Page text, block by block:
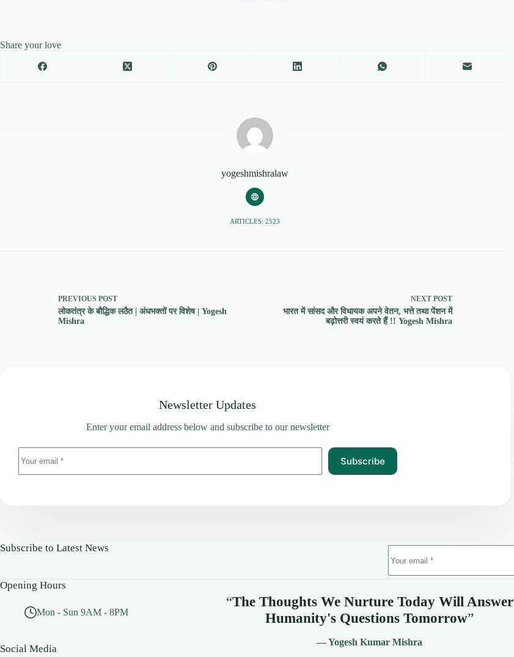
Share your love
yogeshmishralaw
ARTICLES: 2523
PREVIOUS POST
लोकतंत्र के बौद्धिक लठैत | अंधभक्तों पर विशेष | Yogesh
Mishra
NEXT POST
भारत में सांसद और विधायक अपने वेतन, भत्ते तथा पेंशन में
बढ़ोत्तरी स्वयं करते हैं !! Yogesh Mishra
Newsletter Updates
Enter your email address below and subscribe to our newsletter
Subscribe
Subscribe to Latest News
Opening Hours
Mon - Sun 9AM - 8PM
Social Media
“The Thoughts We Nurture Today Will Answer
Humanity's Questions Tomorrow”
— Yogesh Kumar Mishra